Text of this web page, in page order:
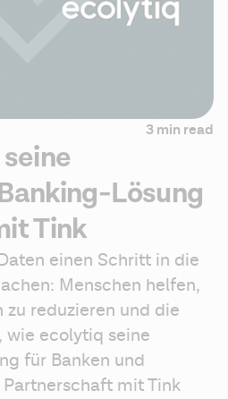
3 min read
Lösung
Tink
einen Schritt in die
Menschen helfen,
reduzieren und die
wie ecolytiq seine
für Banken und
mit Tink